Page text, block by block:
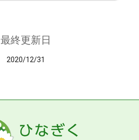
最終更新日
2020/12/31